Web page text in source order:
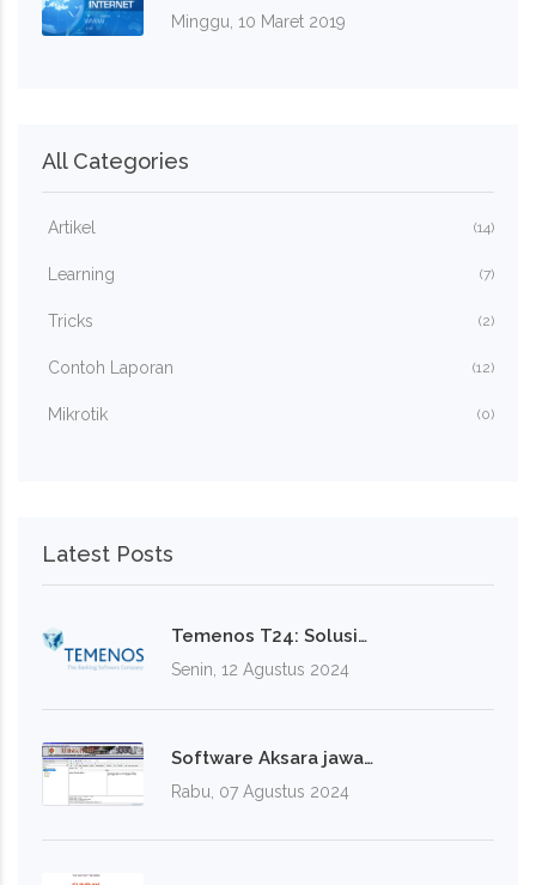
Minggu, 10 Maret 2019
All Categories
Artikel (14)
Learning (7)
Tricks (2)
Contoh Laporan (12)
Mikrotik (0)
Latest Posts
Temenos T24: Solusi…
Senin, 12 Agustus 2024
Software Aksara jawa…
Rabu, 07 Agustus 2024